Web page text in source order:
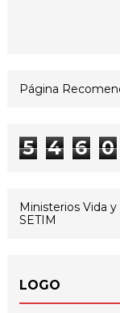
Página
5 4 6 0
Ministerios Vida y
SETIM
LOGO